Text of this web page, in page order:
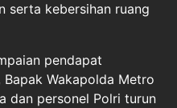
serta kebersihan ruang
pendapat
Wakapolda Metro
dan personel Polri turun